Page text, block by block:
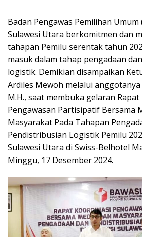
Badan Pengawas Pemilihan
Sulawesi Utara berkomitmen dan
tahapan Pemilu serentak tahun
masuk dalam tahap pengadaan
logistik. Demikian disampaikan
Ardiles Mewoh melalui anggotanya
M.H., saat membuka gelaran
Pengawasan Partisipatif Bersama
Masyarakat Pada Tahapan
Pendistribusian Logistik Pemilu
Sulawesi Utara di Swiss-Belhotel
Minggu, 17 Desember 2024.